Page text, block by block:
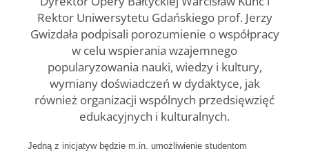
Rektor Uniwersytetu Gdańskiego prof. Jerzy
Gwizdała podpisali porozumienie o współpracy
w celu wspierania wzajemnego
popularyzowania nauki, wiedzy i kultury,
wymiany doświadczeń w dydaktyce, jak
również organizacji wspólnych przedsięwzięć
edukacyjnych i kulturalnych.
Jedną z inicjatyw będzie m.in. umożliwienie studentom